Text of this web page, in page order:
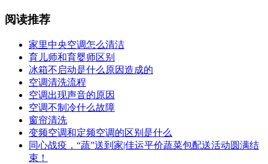
阅读推荐
家里中央空调怎么清洁
育儿师和育婴师区别
冰箱不启动是什么原因造成的
空调清洗流程
空调出现声音的原因
空调不制冷什么故障
窗帘清洗
变频空调和定频空调的区别是什么
同心战疫，“蔬”送到家|佳运平价蔬菜包配送活动圆满结
束！